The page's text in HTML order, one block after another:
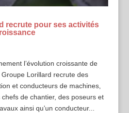
recrute pour ses activités
l’évolution croissante de
Lorillard recrute des
et conducteurs de machines,
de chantier, des poseurs et
ainsi qu’un conducteur...